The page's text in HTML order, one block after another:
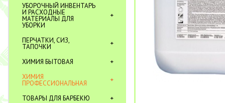
УБОРОЧНЫЙ ИНВЕНТАРЬ
И РАСХОДНЫЕ
МАТЕРИАЛЫ ДЛЯ
УБОРКИ
ПЕРЧАТКИ, СИЗ,
ТАПОЧКИ
ХИМИЯ БЫТОВАЯ
ХИМИЯ
ПРОФЕССИОНАЛЬНАЯ
ТОВАРЫ ДЛЯ БАРБЕКЮ